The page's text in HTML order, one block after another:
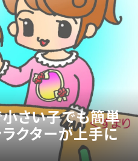
さい子でも簡単
クターが上手に